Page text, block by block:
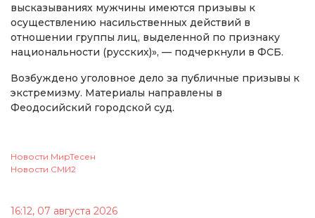
высказываниях мужчины имеются призывы к
осуществлению насильственных действий в
отношении группы лиц, выделенной по признаку
национальности (русских)», — подчеркнули в ФСБ.
Возбуждено уголовное дело за публичные призывы к
экстремизму. Материалы направлены в
Феодосийский городской суд.
Новости МирТесен
Новости СМИ2
16:12, 07 августа 2026